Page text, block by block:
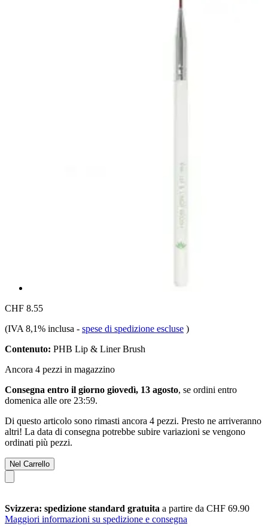
CHF 8.55
(IVA 8,1% inclusa - spese di spedizione escluse )
Contenuto: PHB Lip & Liner Brush
Ancora 4 pezzi in magazzino
Consegna entro il giorno giovedì, 13 agosto, se ordini entro
domenica alle ore 23:59.
Di questo articolo sono rimasti ancora 4 pezzi. Presto ne arriveranno
altri! La data di consegna potrebbe subire variazioni se vengono
ordinati più pezzi.
Nel Carrello
Svizzera: spedizione standard gratuita a partire da CHF 69.90
Maggiori informazioni su spedizione e consegna